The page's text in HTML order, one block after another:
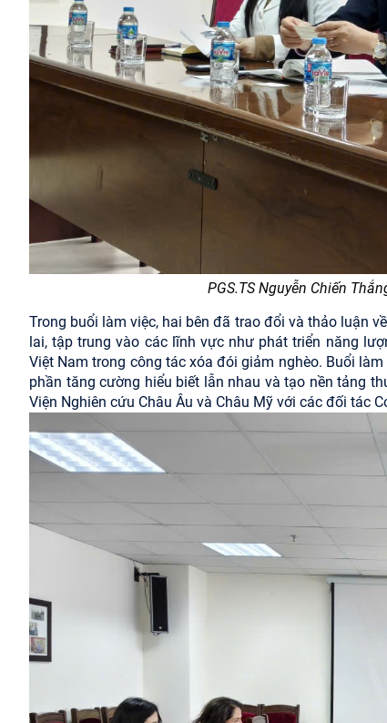
PGS.TS Nguyễn Chiến
Trong buổi làm việc, hai bên đã trao đổi và thảo luận
lai, tập trung vào các lĩnh vực như phát triển năng
Việt Nam trong công tác xóa đói giảm nghèo. Buổi
phần tăng cường hiểu biết lẫn nhau và tạo nền tảng
Viện Nghiên cứu Châu Âu và Châu Mỹ với các đối tác